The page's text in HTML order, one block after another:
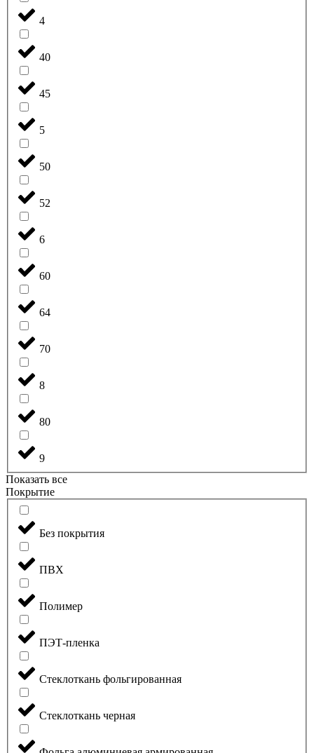
4
40
45
5
50
52
6
60
64
70
8
80
9
Показать все
Покрытие
Без покрытия
ПВХ
Полимер
ПЭТ-пленка
Стеклоткань фольгированная
Стеклоткань черная